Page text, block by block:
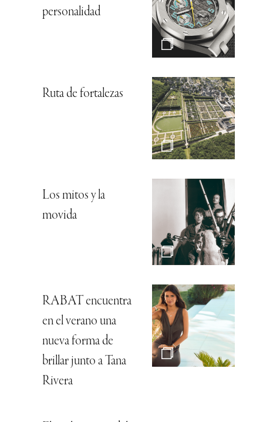
personalidad
Ruta de fortalezas
Los mitos y la
movida
RABAT encuentra
en el verano una
nueva forma de
brillar junto a Tana
Rivera